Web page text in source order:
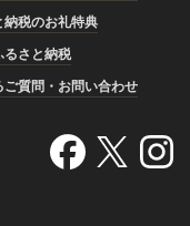
納税のお礼特典
るさと納税
ご質問・お問い合わせ